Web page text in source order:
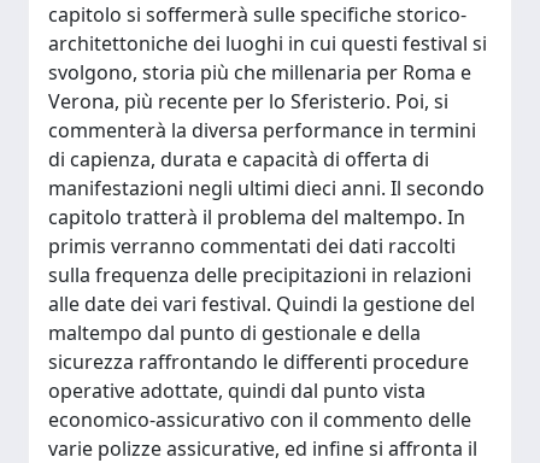
capitolo si soffermerà sulle specifiche storico-
architettoniche dei luoghi in cui questi festival si
svolgono, storia più che millenaria per Roma e
Verona, più recente per lo Sferisterio. Poi, si
commenterà la diversa performance in termini
di capienza, durata e capacità di offerta di
manifestazioni negli ultimi dieci anni. Il secondo
capitolo tratterà il problema del maltempo. In
primis verranno commentati dei dati raccolti
sulla frequenza delle precipitazioni in relazioni
alle date dei vari festival. Quindi la gestione del
maltempo dal punto di gestionale e della
sicurezza raffrontando le differenti procedure
operative adottate, quindi dal punto vista
economico-assicurativo con il commento delle
varie polizze assicurative, ed infine si affronta il